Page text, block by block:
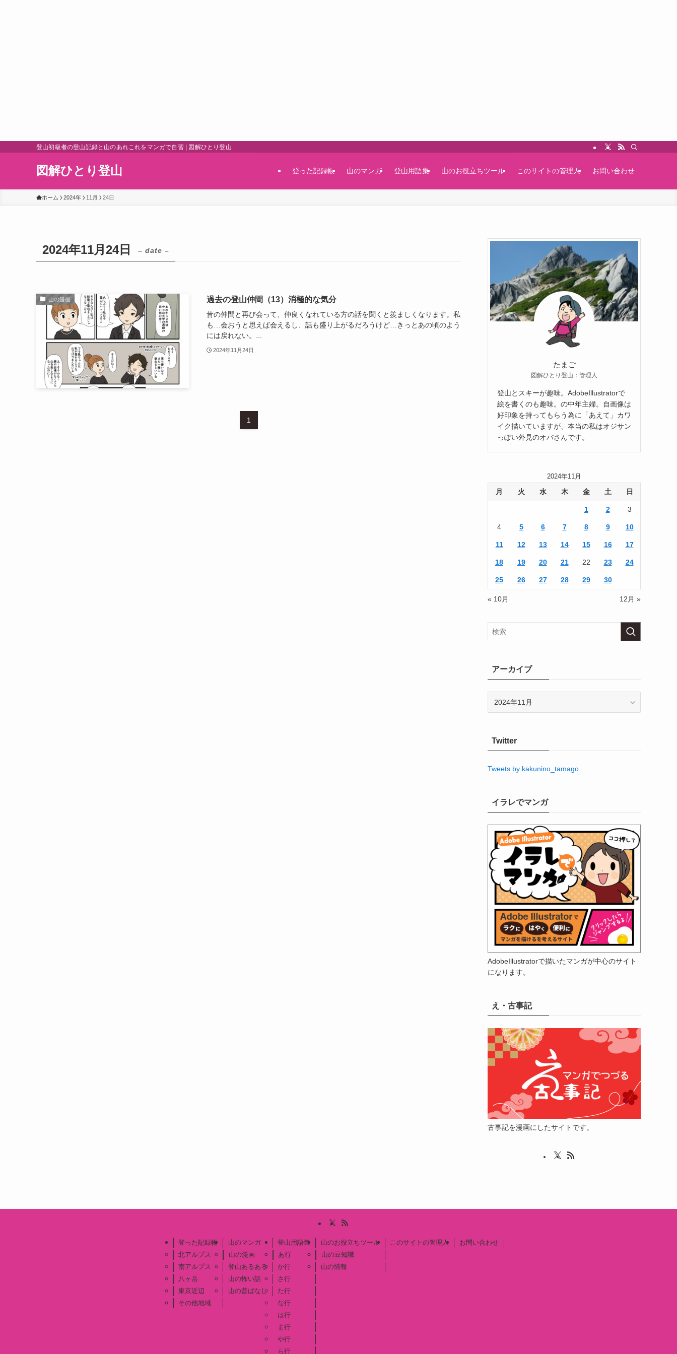
登山初級者の登山記録と山のあれこれをマンガで自習 | 図解ひとり登山
図解ひとり登山 登った記録帳 山のマンガ 登山用語集 山のお役立ちツール このサイトの管理人 お問い合わせ
ホーム 2024年 11月 24日
2024年11月24日 – date –
山の漫画 過去の登山仲間（13）消極的な気分
昔の仲間と再び会って、仲良くなれている方の話を聞くと羨ましくなります。私
も…会おうと思えば会えるし、話も盛り上がるだろうけど…きっとあの頃のよう
には戻れない。...
2024年11月24日
1
たまご
図解ひとり登山：管理人
登山とスキーが趣味。AdobeIllustratorで
絵を書くのも趣味。の中年主婦。自画像は
好印象を持ってもらう為に「あえて」カワ
イク描いていますが、本当の私はオジサン
っぽい外見のオバさんです。
2024年11月
月 火 水 木 金 土 日
1 2 3
4 5 6 7 8 9 10
11 12 13 14 15 16 17
18 19 20 21 22 23 24
25 26 27 28 29 30
« 10月 12月 »
アーカイブ
ブTwitter
Tweets by kakunino_tamago
イラレでマンガ
AdobeIllustratorで描いたマンガが中心のサイト
になります。
え・古事記
古事記を漫画にしたサイトです。
登った記録帳
北アルプス
南アルプス
八ヶ岳
東京近辺
その他地域
山のマンガ
山の漫画
登山あるある
山の怖い話
山の昔ばなし
登山用語集
あ行
か行
さ行
た行
な行
は行
ま行
や行
ら行
山のお役立ちツール
山の豆知識
山の情報
このサイトの管理人 お問い合わせ